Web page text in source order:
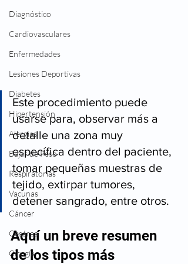
Diagnóstico
Cardiovasculares
Enfermedades
Lesiones Deportivas
Diabetes
Hipertensión
Alergias
Bajar de Peso
Respiratorias
Vacunas
Cáncer
Cesárea
Cirugía
Este procedimiento puede
usarse para, observar más a
detalle una zona muy
específica dentro del paciente,
tomar pequeñas muestras de
tejido, extirpar tumores,
detener sangrado, entre otros.
Aquí un breve resumen
de los tipos más